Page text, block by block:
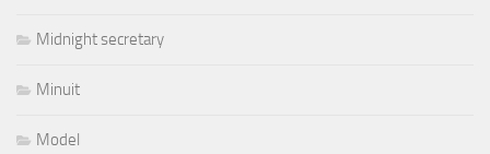
Midnight secretary
Minuit
Model